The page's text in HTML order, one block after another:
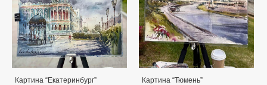
Картина “Екатеринбург”
Картина “Тюмень”